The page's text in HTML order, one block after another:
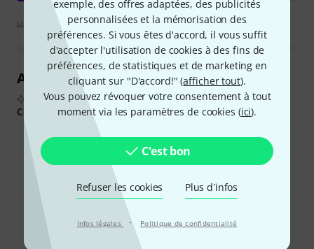
exemple, des offres adaptées, des publicités
personnalisées et la mémorisation des
préférences. Si vous êtes d'accord, il vous suffit
d'accepter l'utilisation de cookies à des fins de
préférences, de statistiques et de marketing en
cliquant sur "D'accord!" (afficher tout).
Vous pouvez révoquer votre consentement à tout
moment via les paramètres de cookies (ici).
C'est bon
Refuser les cookies Plus d´infos
Infos légales · Politique de confidentialité
Lignes directrices d'évaluation
Aperçu des avis clients
D'après les avis d'acheteurs réels, résumés par l'IA
Ce que les acheteurs ont aimé :
La qualité sonore est claire, naturelle et équilibrée, notamment
dans les médiums et les voix.
Ils sont très confortables pour de longues séances
d&#39;écoute, même avec des lunettes.
Ces écouteurs offrent une excellente précision des détails et un
large champ stéréo, ce qui les rend adaptés au mixage et à